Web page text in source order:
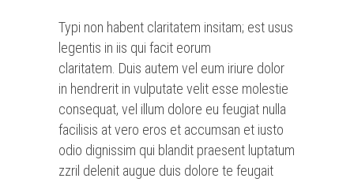
Typi non habent claritatem insitam; est usus
legentis in iis qui facit eorum
claritatem. Duis autem vel eum iriure dolor
in hendrerit in vulputate velit esse molestie
consequat, vel illum dolore eu feugiat nulla
facilisis at vero eros et accumsan et iusto
odio dignissim qui blandit praesent luptatum
zzril delenit augue duis dolore te feugait